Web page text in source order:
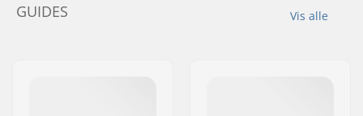
Vis alle
GUIDES